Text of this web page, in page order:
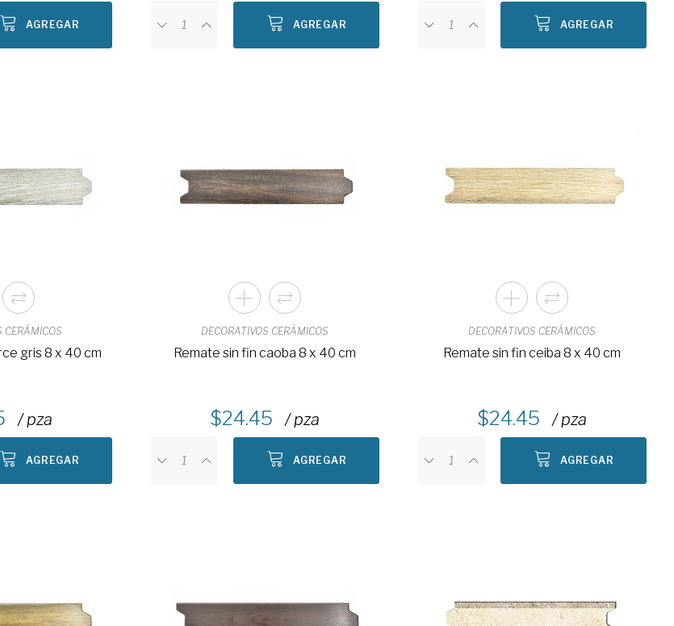
AGREGAR AGREGAR AGREGAR
CERÁMICOS
gris 8 x 40 cm
/ pza
AGREGAR
DECORATIVOS CERÁMICOS
Remate sin fin caoba 8 x 40 cm
24.45 / pza
AGREGAR
DECORATIVOS CERÁMICOS
Remate sin fin ceiba 8 x 40 cm
24.45 / pza
AGREGAR